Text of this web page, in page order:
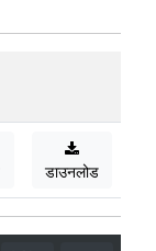
डाउनलोड